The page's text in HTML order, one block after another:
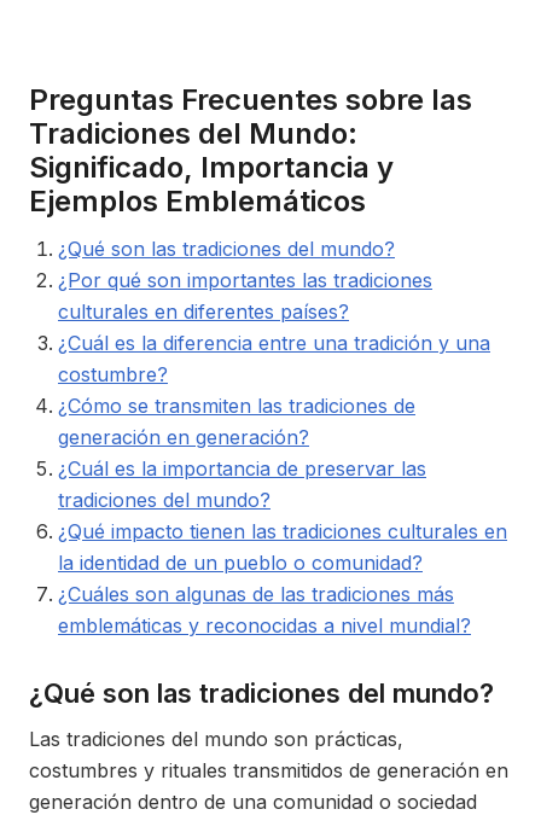
Preguntas Frecuentes sobre las
Tradiciones del Mundo:
Significado, Importancia y
Ejemplos Emblemáticos
¿Qué son las tradiciones del mundo?
¿Por qué son importantes las tradiciones
culturales en diferentes países?
¿Cuál es la diferencia entre una tradición y una
costumbre?
¿Cómo se transmiten las tradiciones de
generación en generación?
¿Cuál es la importancia de preservar las
tradiciones del mundo?
¿Qué impacto tienen las tradiciones culturales en
la identidad de un pueblo o comunidad?
¿Cuáles son algunas de las tradiciones más
emblemáticas y reconocidas a nivel mundial?
¿Qué son las tradiciones del mundo?
Las tradiciones del mundo son prácticas,
costumbres y rituales transmitidos de generación en
generación dentro de una comunidad o sociedad